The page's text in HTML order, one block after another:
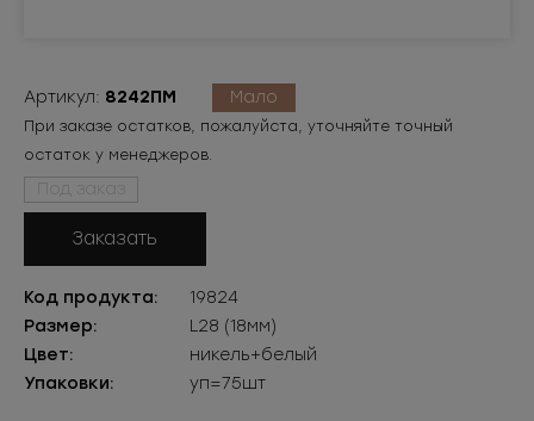
Артикул: 8242ПМ Мало
При заказе остатков, пожалуйста, уточняйте точный
остаток у менеджеров.
Под заказ
Заказать
Код продукта:
19824
Размер:
L28 (18мм)
Цвет:
никель+белый
Упаковки:
уп=75шт